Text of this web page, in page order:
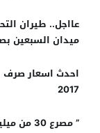
عااجل.. طيران
ميدان السبعين
2017
” مصرع 30 من ميليشيات #الحوثي بينهم قيادي بارز “